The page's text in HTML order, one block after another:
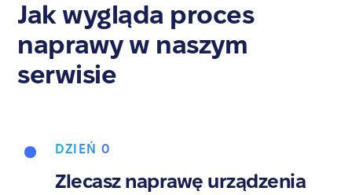
Jak wygląda proces
naprawy w naszym
serwisie
DZIEŃ 0
Zlecasz naprawę urządzenia